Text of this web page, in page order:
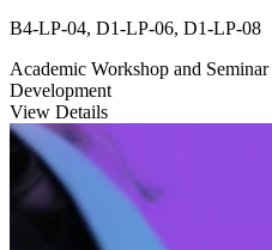
B4-LP-04, D1-LP-06, D1-LP-08
Academic Workshop and Seminar
Development
View Details